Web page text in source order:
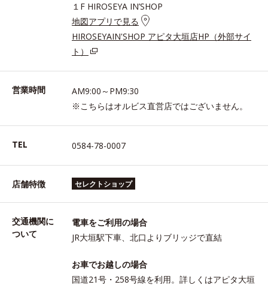
１F HIROSEYA IN’SHOP
地図アプリで見る
HIROSEYAIN'SHOP アピタ大垣店HP（外部サイ
ト）
営業時間
AM9:00～PM9:30
※こちらはオルビス直営店ではございません。
TEL 0584-78-0007
店舗特徴 セレクトショップ
交通機関に
ついて
電車をご利用の場合
JR大垣駅下車、北口よりブリッジで直結
お車でお越しの場合
国道21号・258号線を利用。詳しくはアピタ大垣